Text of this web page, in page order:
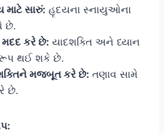
માટે સારું: હૃદયના સ્નાયુઓના
છે.
મદદ કરે છે: યાદશક્તિ અને ધ્યાન
થઈ શકે છે.
શક્તિને મજબૂત કરે છે: તણાવ સામે
છે.